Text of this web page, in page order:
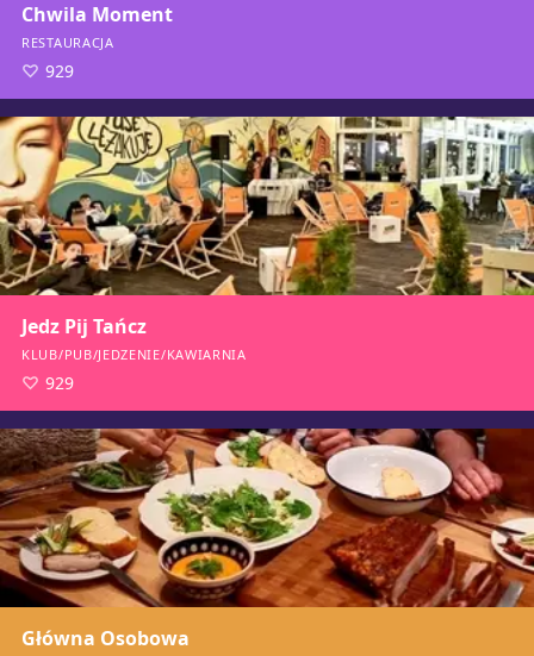
Chwila Moment
RESTAURACJA
929
Jedz Pij Tańcz
KLUB/PUB/JEDZENIE/KAWIARNIA
929
Główna Osobowa